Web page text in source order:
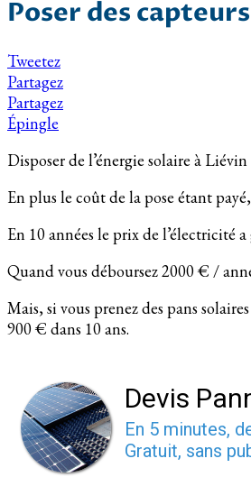
Poser des
Tweetez
Partagez
Partagez
Épingle
Disposer de l’énergie solaire à
En plus le coût de la pose étant
En 10 années le prix de l’électricité
Quand vous déboursez 2000 € /
Mais, si vous prenez des pans
900 € dans 10 ans.
Devis
En 5 minutes,
Gratuit, sans